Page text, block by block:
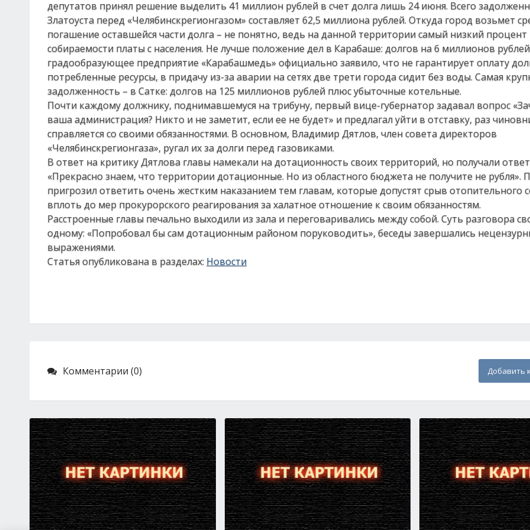
депутатов принял решение выделить 41 миллион рублей в счет долга лишь 24 июня. Всего
Златоуста перед «Челябинскрегионгазом» составляет 62,5 миллиона рублей. Откуда город возьмет
погашение оставшейся части долга – не понятно, ведь на данной территории самый низкий процент
собираемости платы с населения. Не лучше положение дел в Карабаше: долгов на 6 миллионов
градообразующее предприятие «Карабашмедь» официально заявило, что не гарантирует оплату
потребленные ресурсы, в придачу из-за аварии на сетях две трети города сидит без воды. Самая
задолженность – в Сатке: долгов на 125 миллионов рублей плюс убыточные котельные.
Почти каждому должнику, поднимавшемуся на трибуну, первый вице-губернатор задавал вопрос
ваша администрация? Никто и не заметит, если ее не будет» и предлагал уйти в отставку, раз
справляется со своими обязанностями. В основном, Владимир Дятлов, член совета директоров
«Челябинскрегионгаза», ругал их за долги перед газовиками.
В ответ на критику Дятлова главы намекали на дотационность своих территорий, но получали
«Прекрасно знаем, что территории дотационные. Но из областного бюджета не получите не рубля».
пригрозил ответить очень жестким наказанием тем главам, которые допустят срыв отопительного
вплоть до мер прокурорского реагирования за халатное отношение к своим обязанностям.
Расстроенные главы печально выходили из зала и переговаривались между собой. Суть разговора
одному: «Попробовал бы сам дотационным районом поруководить», беседы завершались
выражениями.
Статья опубликована в разделах: Новости
Комментарии (0) Добавить